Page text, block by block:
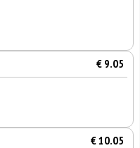
€ 9.05
€ 10.05